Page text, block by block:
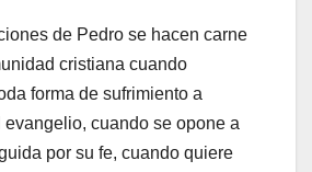
de Pedro se hacen carne
cristiana cuando
forma de sufrimiento a
evangelio, cuando se opone a
por su fe, cuando quiere